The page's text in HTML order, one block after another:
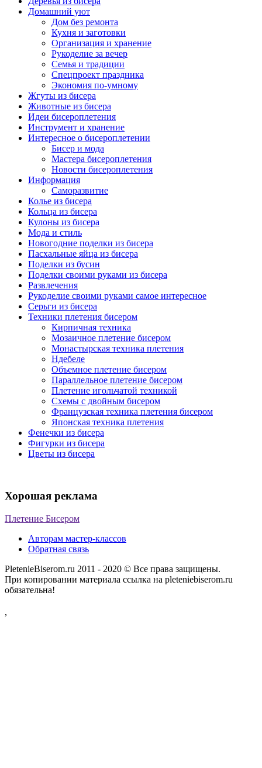
Домашний уют
Дом без ремонта
Кухня и заготовки
Организация и хранение
Рукоделие за вечер
Семья и традиции
Спецпроект праздника
Экономия по-умному
Жгуты из бисера
Животные из бисера
Идеи бисероплетения
Инструмент и хранение
Интересное о бисероплетении
Бисер и мода
Мастера бисероплетения
Новости бисероплетения
Информация
Саморазвитие
Колье из бисера
Кольца из бисера
Кулоны из бисера
Мода и стиль
Новогодние поделки из бисера
Пасхальные яйца из бисера
Поделки из бусин
Поделки своими руками из бисера
Развлечения
Рукоделие своими руками самое интересное
Серьги из бисера
Техники плетения бисером
Кирпичная техника
Мозаичное плетение бисером
Монастырская техника плетения
Ндебеле
Объемное плетение бисером
Параллельное плетение бисером
Плетение игольчатой техникой
Схемы с двойным бисером
Французская техника плетения бисером
Японская техника плетения
Фенечки из бисера
Фигурки из бисера
Цветы из бисера
Хорошая реклама
Плетение Бисером
Авторам мастер-классов
Обратная связь
PletenieBiserom.ru 2011 - 2020 © Все права защищены.
При копировании материала ссылка на pleteniebiserom.ru
обязательна!
,